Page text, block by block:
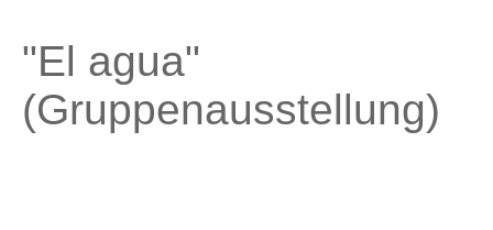
"El agua"
(Gruppenausstellung)